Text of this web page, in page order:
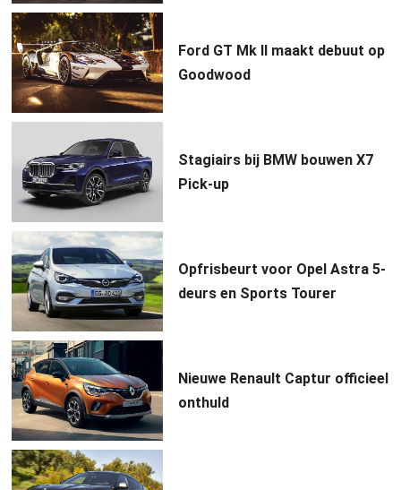
Ford GT Mk II maakt debuut op
Goodwood
Stagiairs bij BMW bouwen X7
Pick-up
Opfrisbeurt voor Opel Astra 5-
deurs en Sports Tourer
Nieuwe Renault Captur officieel
onthuld